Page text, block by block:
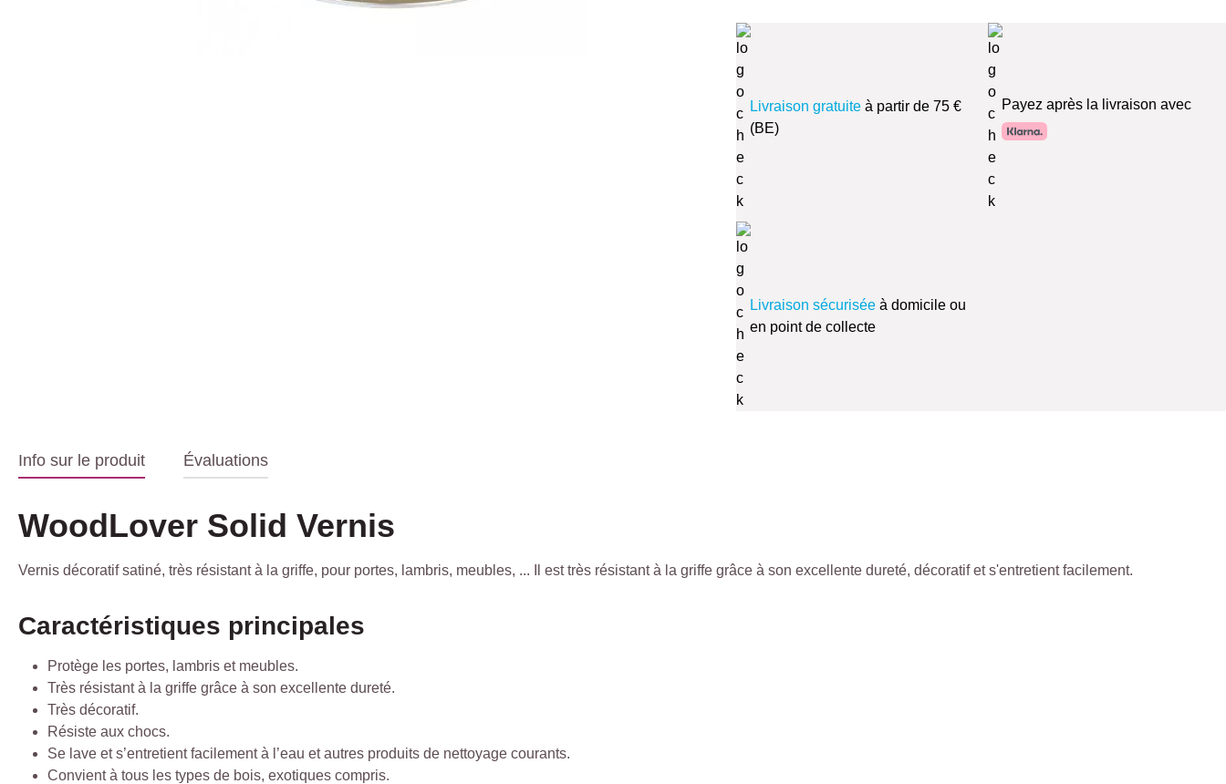
Livraison gratuite à partir de 75 €
(BE)
Payez après la livraison avec
Livraison sécurisée à domicile ou
en point de collecte
Info sur le produit Évaluations
WoodLover Solid Vernis
Vernis décoratif satiné, très résistant à la griffe, pour portes, lambris, meubles, ... Il est très résistant à la griffe grâce à son excellente dureté, décoratif et s'entretient facilement.
Caractéristiques principales
Protège les portes, lambris et meubles.
Très résistant à la griffe grâce à son excellente dureté.
Très décoratif.
Résiste aux chocs.
Se lave et s’entretient facilement à l’eau et autres produits de nettoyage courants.
Convient à tous les types de bois, exotiques compris.